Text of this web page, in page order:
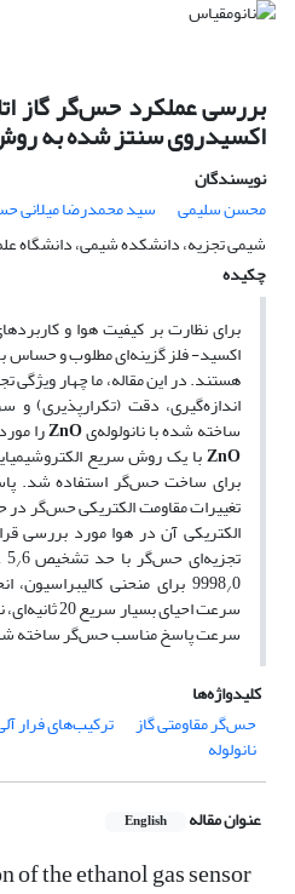
بررسی عملکرد حس‌گر گاز
اکسیدروی سنتز شده به
نویسندگان
محسن سلیمی
سید محمدرضا میلانی
شیمی تجزیه، دانشکده شیمی، دانشگاه
چکیده
برای نظارت بر کیفیت هوا و
اکسید- فلز گزینه‌ای مطلوب و حساس
هستند. در این مقاله، ما چهار
اندازه‌گیری، دقت (تکرارپذیری)
ساخته شده با نانولوله‌یZnOرا
ZnO
برای ساخت حس‌گر استفاده شد.
تغییرات مقاومت الکتریکی حس‌گر در
الکتریکی آن در هوا مورد بررسی
تجزیه‌ای حس‌گر با حد تشخیص 5/
9998/0 برای منحنی کالیبراسیون، انحراف استاندارد نسبی 52
سرعت احیای
سرعت پاسخ مناسب حس‌گر ساخته
کلیدواژه‌ها
حس‌گر مقاومتی گاز
ترکیب‌های فرار
نانولوله
عنوان مقاله English
the ethanol gas sensor